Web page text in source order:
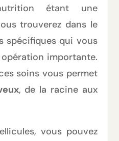
étant une
trouverez dans le
spécifiques qui vous
importante.
soins vous permet
, de la racine aux
vous pouvez